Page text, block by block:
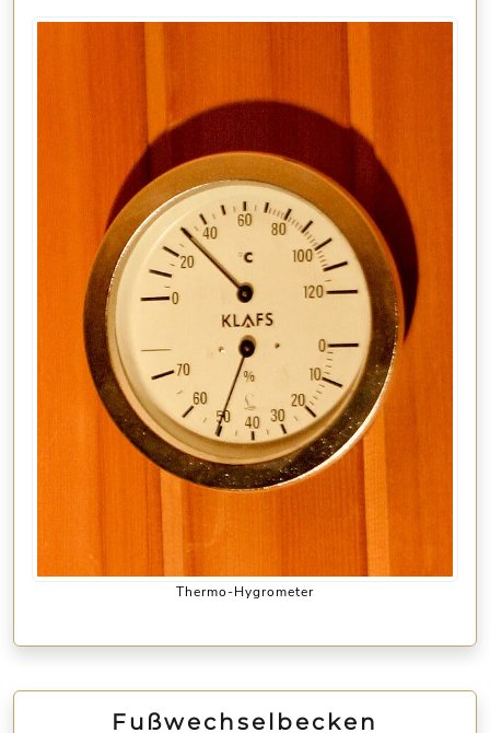
Thermo-Hygrometer
Fußwechselbecken